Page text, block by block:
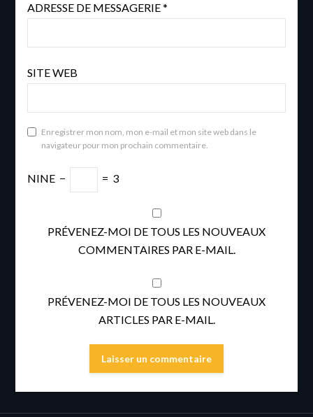
ADRESSE DE MESSAGERIE*
SITE WEB
Enregistrer mon nom, mon e-mail et mon site web dans le
navigateur pour mon prochain commentaire.
NINE − = 3
PRÉVENEZ-MOI DE TOUS LES NOUVEAUX
COMMENTAIRES PAR E-MAIL.
PRÉVENEZ-MOI DE TOUS LES NOUVEAUX
ARTICLES PAR E-MAIL.